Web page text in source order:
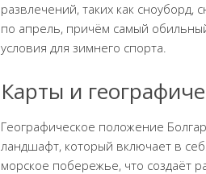
развлечений, таких как сноуборд,
по апрель, причём самый
условия для зимнего спорта.
Карты и
Географическое положение
ландшафт, который включает в
морское побережье, что создаёт